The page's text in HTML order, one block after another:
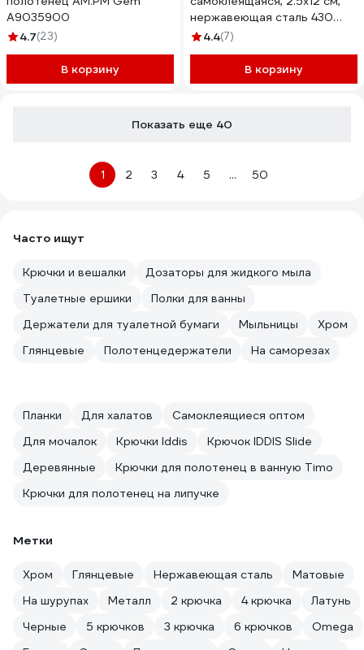
A9035900
4.7(23)
В корзину
нержавеющая сталь 430
440-368
4.4(7)
В корзину
Показать еще 40
1 2 3 4 5 ... 50
Часто ищут
Крючки и вешалки
Дозаторы для жидкого мыла
Туалетные ершики
Полки для ванны
Держатели для туалетной бумаги
Мыльницы
Хром
Глянцевые
Полотенцедержатели На саморезах
Планки Для халатов
Самоклеящиеся оптом
Для мочалок
Крючки Iddis
Крючок IDDIS Slide
Деревянные
Крючки для полотенец в ванную Timo
Крючки для полотенец на липучке
Метки
Хром Глянцевые Нержавеющая сталь
Матовые
На шурупах
Металл 2 крючка 4 крючка
Латунь
Черные
5 крючков 3 крючка 6 крючков
Omega